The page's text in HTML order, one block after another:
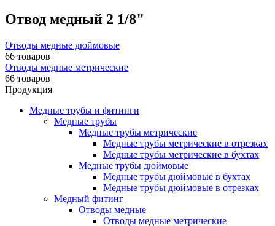
Отвод медный 2 1/8"
Отводы медные дюймовые
66 товаров
Отводы медные метрические
66 товаров
Продукция
Медные трубы и фитинги
Медные трубы
Медные трубы метрические
Медные трубы метрические в отрезках
Медные трубы метрические в бухтах
Медные трубы дюймовые
Медные трубы дюймовые в бухтах
Медные трубы дюймовые в отрезках
Медный фитинг
Отводы медные
Отводы медные метрические